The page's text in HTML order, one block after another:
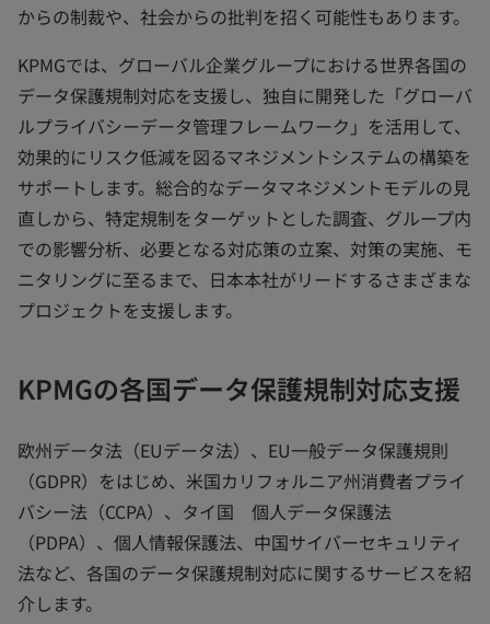
からの制裁や、社会からの批判を招く可能性もあります。
KPMGでは、グローバル企業グループにおける世界各国の
データ保護規制対応を支援し、独自に開発した「グローバ
ルプライバシーデータ管理フレームワーク」を活用して、
効果的にリスク低減を図るマネジメントシステムの構築を
サポートします。総合的なデータマネジメントモデルの見
直しから、特定規制をターゲットとした調査、グループ内
での影響分析、必要となる対応策の立案、対策の実施、モ
ニタリングに至るまで、日本本社がリードするさまざまな
プロジェクトを支援します。
KPMGの各国データ保護規制対応支援
欧州データ法（EUデータ法）、EU一般データ保護規則
（GDPR）をはじめ、米国カリフォルニア州消費者プライ
バシー法（CCPA）、タイ国 個人データ保護法
（PDPA）、個人情報保護法、中国サイバーセキュリティ
法など、各国のデータ保護規制対応に関するサービスを紹
介します。